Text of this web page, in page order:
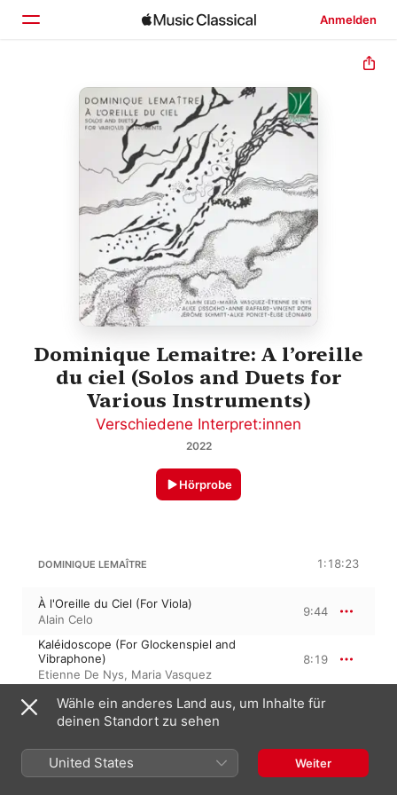
Anmelden
Startseite
Entdecken
Suchen
Dominique Lemaitre: A l’oreille
du ciel (Solos and Duets for
Various Instruments)
Verschiedene Interpret:innen
2022
Hörprobe
DOMINIQUE LEMAÎTRE 1:18:23
À l'Oreille du Ciel (For Viola)
Alain Celo
9:44
Kaléidoscope (For Glockenspiel and
Vibraphone)
Etienne De Nys, Maria Vasquez
8:19
Vif-Argent (For Two Harps)
Anne Raffard,Alice Cissokho
10:21
Feldman (For Two Violas)
Alain Celo ,Vincent Roth
8:19
Wähle ein anderes Land aus, um Inhalte für
deinen Standort zu sehen
United States Weiter